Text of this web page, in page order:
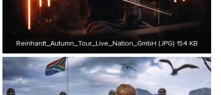
Reinhardt_Autumn_Tour_Live_Nation_GmbH (JPG) 154 KB